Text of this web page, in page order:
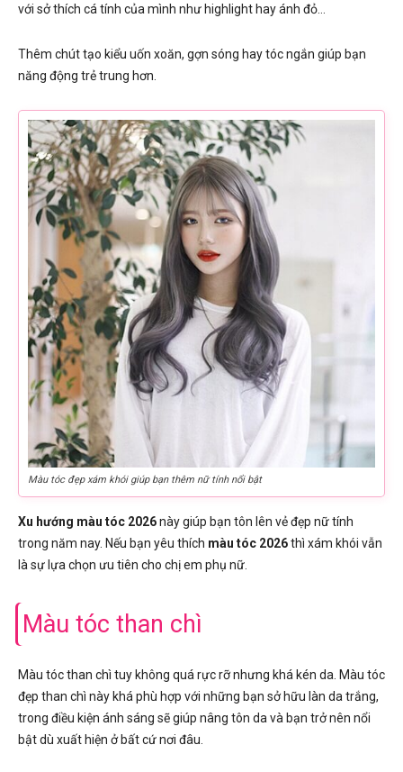
với sở thích cá tính của mình như highlight hay ánh đỏ…
Thêm chút tạo kiểu uốn xoăn, gợn sóng hay tóc ngắn giúp bạn
năng động trẻ trung hơn.
Màu tóc đẹp xám khói giúp bạn thêm nữ tính nổi bật
Xu hướng màu tóc 2026này giúp bạn tôn lên vẻ đẹp nữ tính
trong năm nay. Nếu bạn yêu thích màu tóc 2026thì xám khói vẫn
là sự lựa chọn ưu tiên cho chị em phụ nữ.
Màu tóc than chì
Màu tóc than chì tuy không quá rực rỡ nhưng khá kén da. Màu tóc
đẹp than chì này khá phù hợp với những bạn sở hữu làn da trắng,
trong điều kiện ánh sáng sẽ giúp nâng tôn da và bạn trở nên nổi
bật dù xuất hiện ở bất cứ nơi đâu.